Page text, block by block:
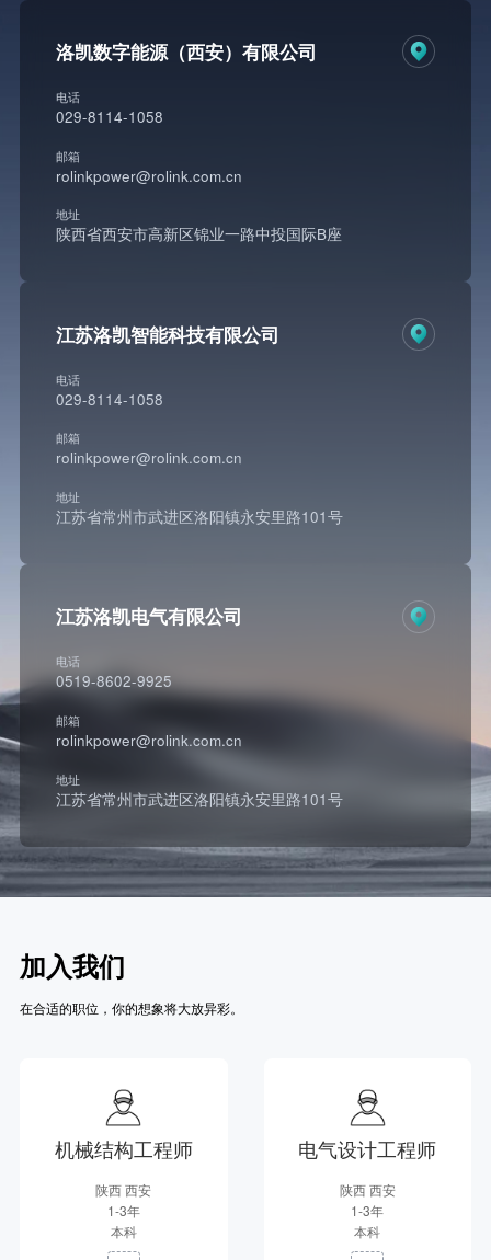
洛凯数字能源（西安）有限公司
电话
029-8114-1058
邮箱
rolinkpower@rolink.com.cn
地址
陕西省西安市高新区锦业一路中投国际B座
江苏洛凯智能科技有限公司
电话
029-8114-1058
邮箱
rolinkpower@rolink.com.cn
地址
江苏省常州市武进区洛阳镇永安里路101号
江苏洛凯电气有限公司
电话
0519-8602-9925
邮箱
rolinkpower@rolink.com.cn
地址
江苏省常州市武进区洛阳镇永安里路101号
加入我们
在合适的职位，你的想象将大放异彩。
机械结构工程师
陕西 西安
1-3年
本科
电气设计工程师
陕西 西安
1-3年
本科